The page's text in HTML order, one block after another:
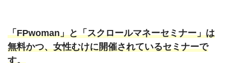
「FPwoman」と「スクロールマネーセミナー」は
無料かつ、女性むけに開催されているセミナーで
す。